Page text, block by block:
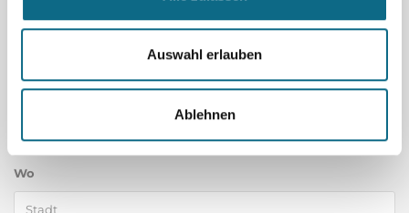
Auswahl erlauben
Ablehnen
Land
Wo